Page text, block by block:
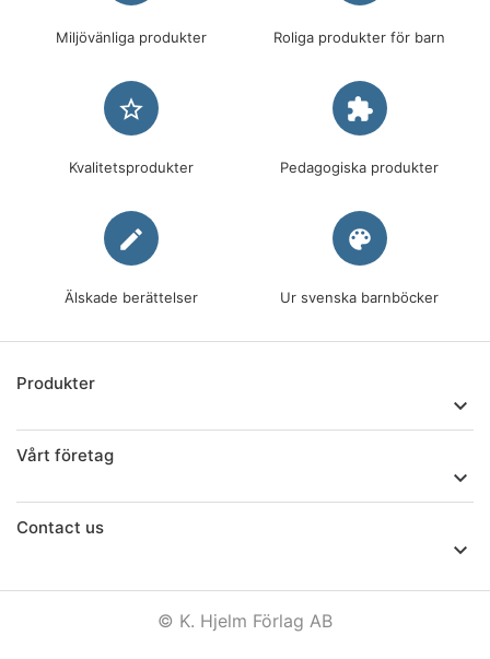
Miljövänliga produkter Roliga produkter för barn
star_border
Kvalitetsprodukter
extension
Pedagogiska produkter
edit
Älskade berättelser
palette
Ur svenska barnböcker
Produkter

Vårt företag

Contact us

© K. Hjelm Förlag AB